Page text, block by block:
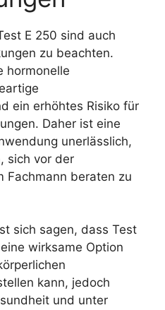
E 250 sind auch
zu beachten.
hormonelle
ein erhöhtes Risiko für
Daher ist eine
unerlässlich,
sich vor der
Fachmann beraten zu
sich sagen, dass Test
wirksame Option
kann, jedoch
und unter